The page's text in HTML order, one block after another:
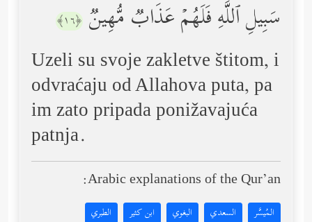
سَبِیلِ ٱللَّهِ فَلَهُمۡ عَذَابࣱ مُّهِینࣱ ﴿١٦﴾
Uzeli su svoje zakletve štitom, i
odvraćaju od Allahova puta, pa
im zato pripada ponižavajuća
patnja.
Arabic explanations of the Qur’an:
المُيسَّر السعدي البغوي ابن كثير الطبري